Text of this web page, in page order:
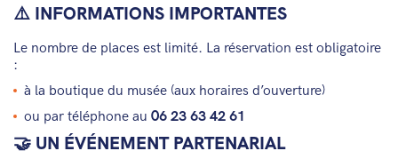
⚠️ INFORMATIONS IMPORTANTES
Le nombre de places est limité. La réservation est obligatoire
:
à la boutique du musée (aux horaires d’ouverture)
ou par téléphone au 06 23 63 42 61
🤝 UN ÉVÉNEMENT PARTENARIAL